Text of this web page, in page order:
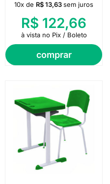
comprar
10x de R$13,63sem juros
R$ 122,66
à vista no Pix / Boleto